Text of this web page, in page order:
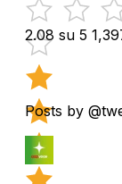
2.08 su 5
Posts by